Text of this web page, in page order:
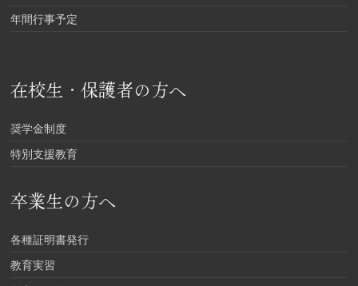
年間行事予定
在校生・保護者の方へ
奨学金制度
特別支援教育
卒業生の方へ
各種証明書発行
教育実習